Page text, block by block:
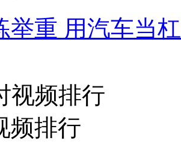
举重 用汽车当
视频排行
频排行